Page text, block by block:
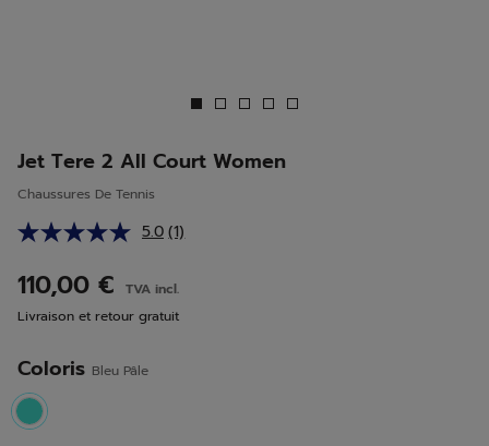
Jet Tere 2 All Court Women
Chaussures De Tennis
5.0 Lire
Lien
sur
la
(1)
110,00 €
TVA incl.
Livraison et retour gratuit
Coloris Bleu Pâle
selected